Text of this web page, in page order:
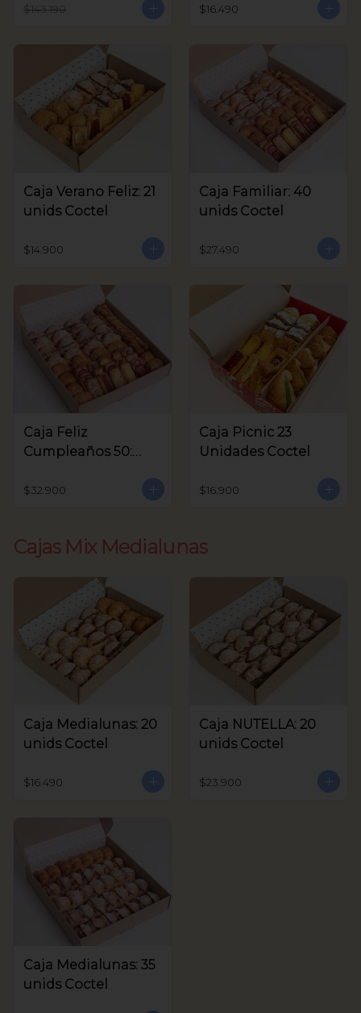
$143.190
$16.490
Caja Verano Feliz: 21
unids Coctel
$14.900
Caja Familiar: 40
unids Coctel
$27.490
Caja Feliz
Cumpleaños 50:
$32.900
Caja Picnic 23
Unidades Coctel
$16.900
Cajas Mix Medialunas
Caja Medialunas: 20
unids Coctel
$16.490
Caja NUTELLA: 20
unids Coctel
$23.900
Caja Medialunas: 35
unids Coctel